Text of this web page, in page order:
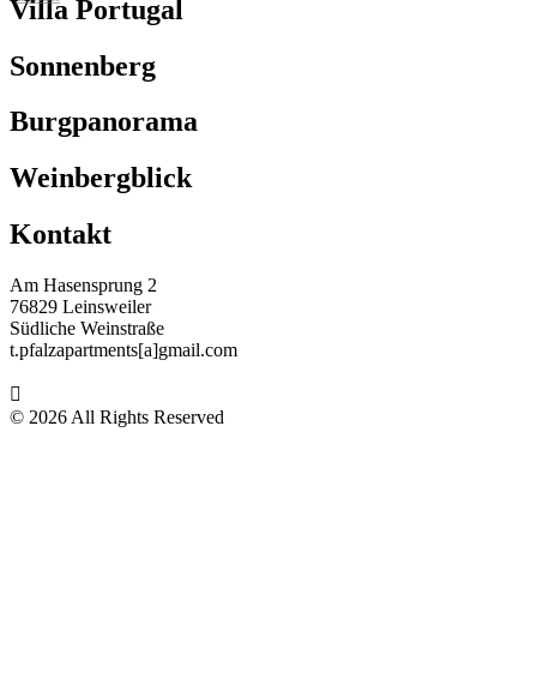
Villa Portugal
Sonnenberg
Burgpanorama
Weinbergblick
Kontakt
Am Hasensprung 2
76829 Leinsweiler
Südliche Weinstraße
t.pfalzapartments[a]gmail.com
© 2026 All Rights Reserved